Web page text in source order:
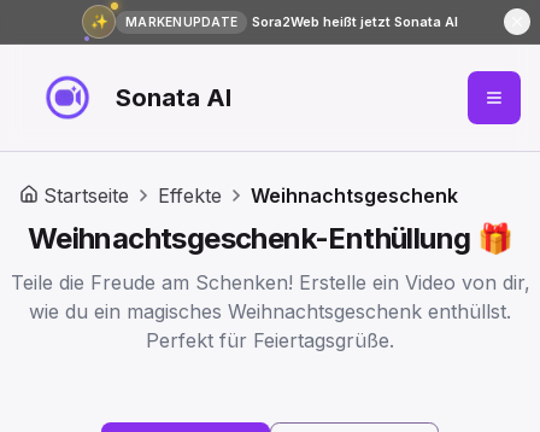
✨ MARKENUPDATE Sora2Web heißt jetzt Sonata AI
Sonata AI
Startseite Effekte Weihnachtsgeschenk
Weihnachtsgeschenk-Enthüllung 🎁
Teile die Freude am Schenken! Erstelle ein Video von dir,
wie du ein magisches Weihnachtsgeschenk enthüllst.
Perfekt für Feiertagsgrüße.